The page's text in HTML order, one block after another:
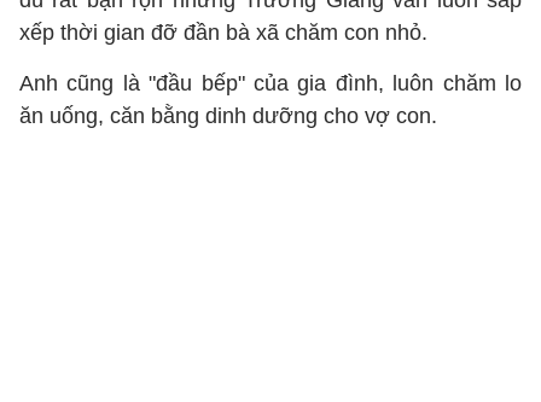
xếp thời gian đỡ đần bà xã chăm con nhỏ.
Anh cũng là "đầu bếp" của gia đình, luôn chăm lo
ăn uống, căn bằng dinh dưỡng cho vợ con.